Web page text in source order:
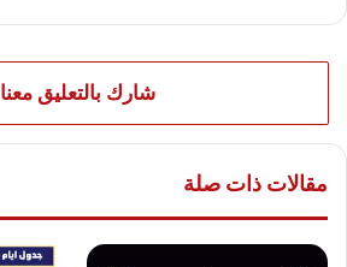
شارك بالتعليق معنا
مقالات ذات صلة